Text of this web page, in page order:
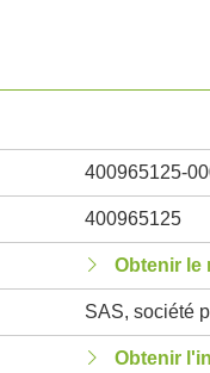
400965125-
400965125
Obtenir le
SAS, société
Obtenir